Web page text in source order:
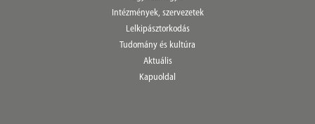
Intézmények, szervezetek
Lelkipásztorkodás
Tudomány és kultúra
Aktuális
Kapuoldal